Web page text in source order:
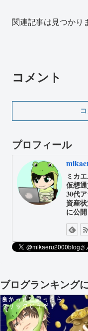
関連記事は見つかり
コメント
プロフィール
ミカ
仮想
30代
資産
に公
ブログランキング